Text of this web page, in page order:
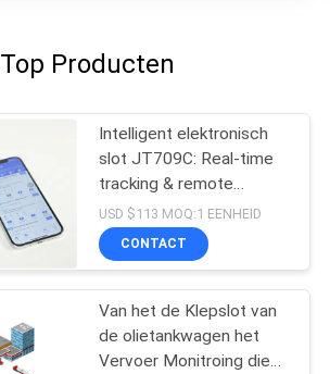
Top Producten
Intelligent elektronisch
slot JT709C: Real-time
tracking & remote
unlocking
USD $113 MOQ:1 EENHEID
CONTACT
Van het de Klepslot van
de olietankwagen het
Vervoer Monitroing die